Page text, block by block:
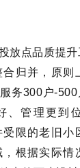
放点品质提
归并，原则
务300户-500
、管理更到
限的老旧小
根据实际情